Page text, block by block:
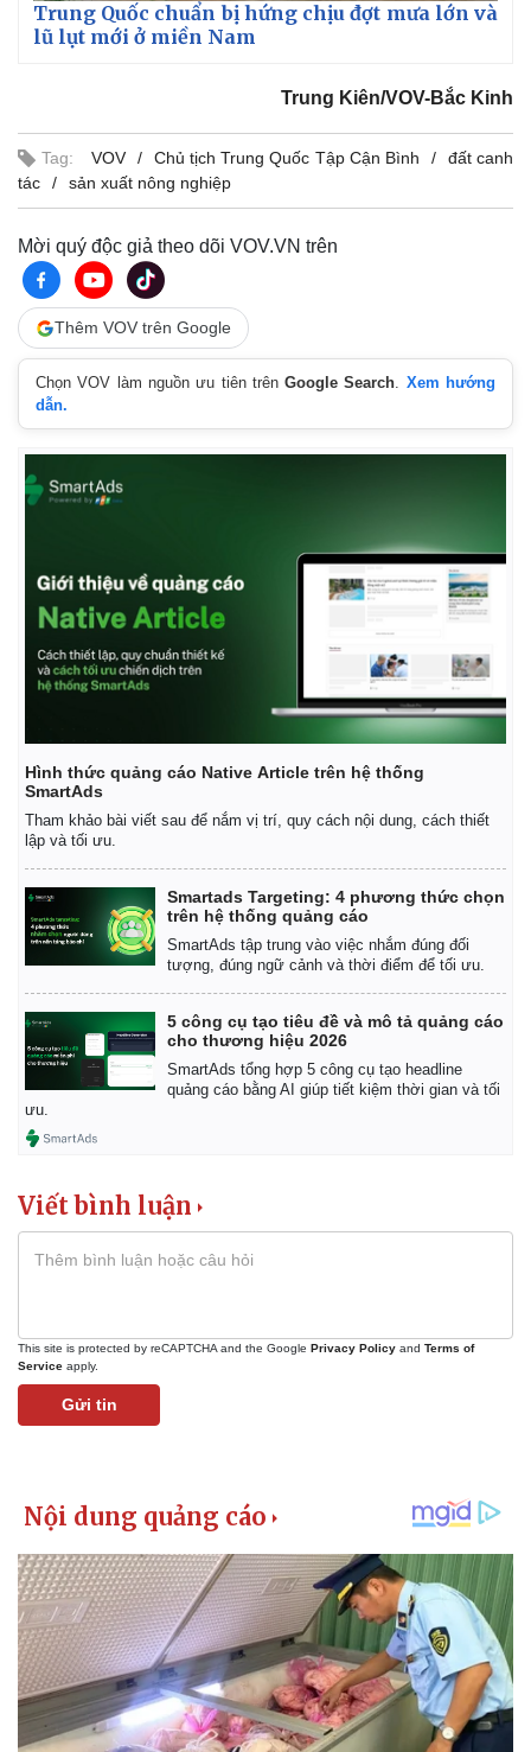
Bất động sản
Thị trường
Giá cà phê
Trung Quốc chuẩn bị hứng chịu đợt mưa lớn và
lũ lụt mới ở miền Nam
Trung Kiên/VOV-Bắc Kinh
Tag: VOV Chủ tịch Trung Quốc Tập Cận Bình
đất canh
tác
sản xuất nông nghiệp
Mời quý độc giả theo dõi VOV.VN trên
Thêm VOV trên Google
Chọn VOV làm nguồn ưu tiên trênGoogle Search. Xem hướng
dẫn.
Hình thức quảng cáo Native Article trên hệ thống
SmartAds
Tham khảo bài viết sau để nắm vị trí, quy cách nội dung, cách thiết
lập và tối ưu.
Smartads Targeting: 4 phương thức chọn
trên hệ thống quảng cáo
SmartAds tập trung vào việc nhắm đúng đối
tượng, đúng ngữ cảnh và thời điểm để tối ưu.
5 công cụ tạo tiêu đề và mô tả quảng cáo
cho thương hiệu 2026
SmartAds tổng hợp 5 công cụ tạo headline
quảng cáo bằng AI giúp tiết kiệm thời gian và tối
ưu.
Viết bình luận
This site is protected by reCAPTCHA and the Google Privacy Policy and Terms of
Service apply.
Gửi tin